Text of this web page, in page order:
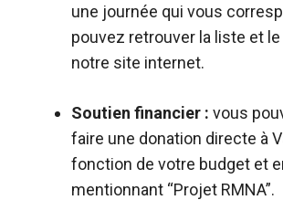
une journée qui vous
pouvez retrouver la liste et
notre site internet.
Soutien financier : vous
faire une donation directe à
fonction de votre budget et
mentionnant “Projet RMNA”.